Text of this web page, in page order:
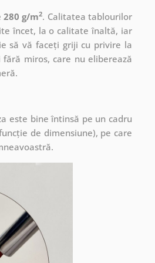
280 g/m2. Calitatea tablourilor
încet, la o calitate înaltă, iar
să vă faceți griji cu privire la
miros, care nu eliberează
este bine întinsă pe un cadru
de dimensiune), pe care